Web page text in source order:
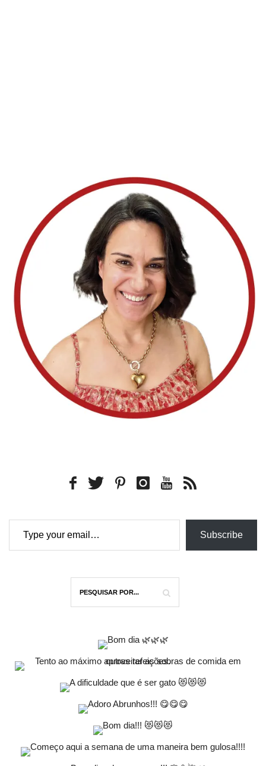
Type your email…
Subscribe